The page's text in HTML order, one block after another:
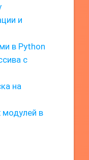
и
в Python
с
на
модулей в